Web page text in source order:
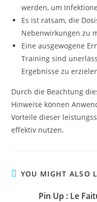
werden, um
Es ist ratsam, die
Nebenwirkungen zu
Eine ausgewogene
Training sind
Ergebnisse zu
Durch die Beachtung
Hinweise können
Vorteile dieser
effektiv nutzen.
YOU MIGHT ALSO
Pin Up : Le